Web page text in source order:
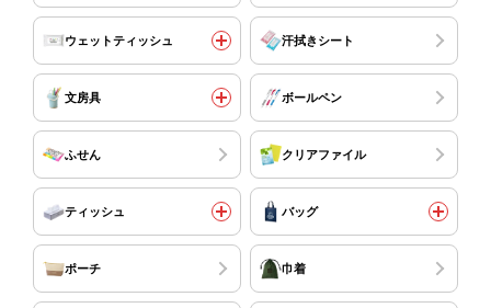
ウェットティッシュ 汗拭きシート
文房具 ボールペン
ふせん クリアファイル
ティッシュ バッグ
ポーチ 巾着